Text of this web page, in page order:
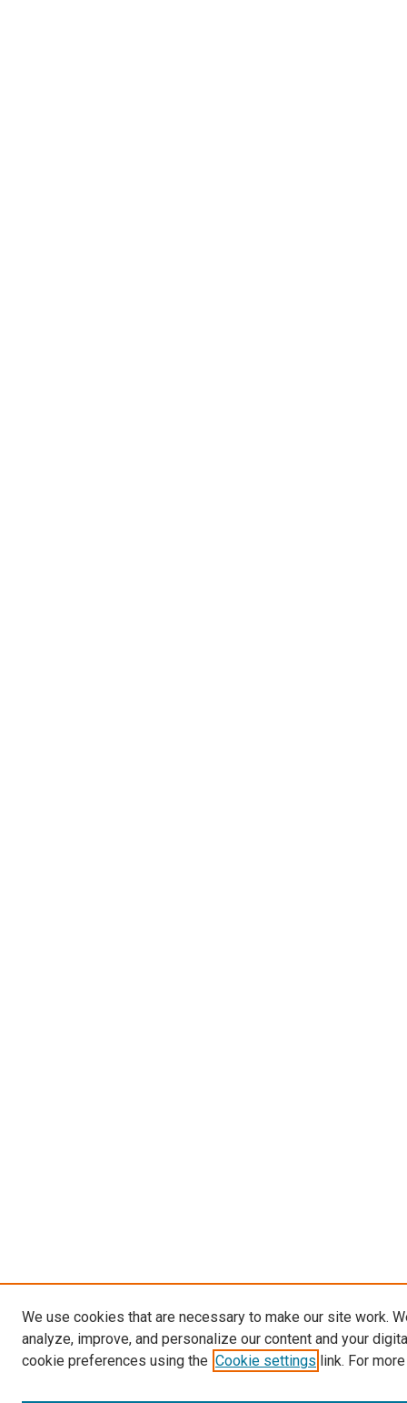
We use cookies that are necessary to make our site work.
analyze, improve, and personalize our content and your
cookie preferences using the Cookie settings link. For